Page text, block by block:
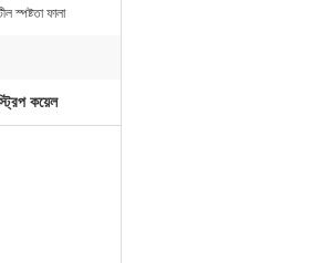
স্পষ্টতা ফালা
কয়েল